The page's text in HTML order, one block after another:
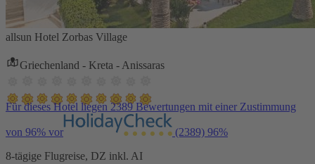
allsun Hotel Zorbas Village
Griechenland - Kreta - Anissaras
Für dieses Hotel liegen 2389 Bewertungen mit einer Zustimmung
von 96% vor (2389) 96%
8-tägige Flugreise, DZ inkl. AI